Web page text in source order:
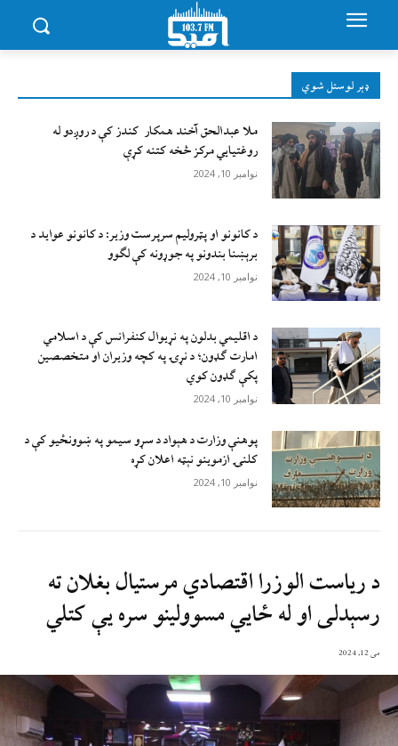
ډېر لوستل شوي
ملا عبدالحق آخند همکار کندز کې د روږدو له
روغتیایي مرکز څخه کتنه کړې
نوامبر 10, 2024
د کانونو او پټرولیم سرپرست وزیر: د کانونو عواید د
برېښنا بندونو په جوړونه کې لګوو
نوامبر 10, 2024
د اقليمي بدلون په نړيوال کنفرانس کې د اسلامي
امارت ګډون؛ د نړۍ په کچه وزيران او متخصصين
پکې ګډون کوي
نوامبر 10, 2024
پوهنې وزارت د هېواد د سړو سيمو په ښوونځيو کې د
کلنۍ ازموينو نېټه اعلان کړه
نوامبر 10, 2024
د ریاست الوزرا اقتصادي مرستیال بغلان ته
رسېدلی او له ځایي مسوولینو سره یې کتلي
می 12, 2024